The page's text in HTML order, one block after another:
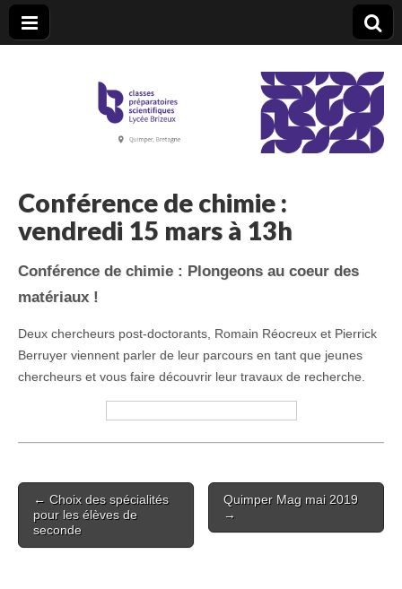
CPGE Brizeux
Conférence de chimie :
vendredi 15 mars à 13h
Conférence de chimie : Plongeons au coeur des
matériaux !
Deux chercheurs post-doctorants, Romain Réocreux et Pierrick
Berruyer viennent parler de leur parcours en tant que jeunes
chercheurs et vous faire découvrir leur travaux de recherche.
Post
navigation
← Choix des spécialités
pour les élèves de
seconde
Quimper Mag mai 2019
→